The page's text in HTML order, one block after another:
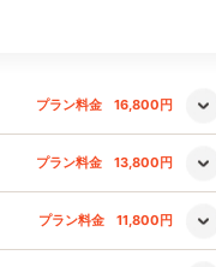
プラン料金 16,800円
プラン料金 13,800円
プラン料金 11,800円